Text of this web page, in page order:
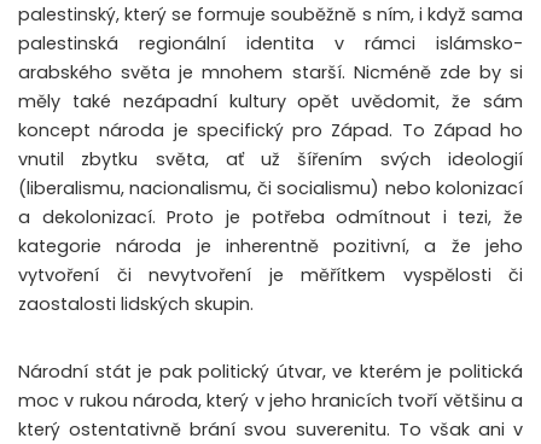
palestinský, který se formuje souběžně s ním, i když sama
palestinská regionální identita v rámci islámsko-
arabského světa je mnohem starší. Nicméně zde by si
měly také nezápadní kultury opět uvědomit, že sám
koncept národa je specifický pro Západ. To Západ ho
vnutil zbytku světa, ať už šířením svých ideologií
(liberalismu, nacionalismu, či socialismu) nebo kolonizací
a dekolonizací. Proto je potřeba odmítnout i tezi, že
kategorie národa je inherentně pozitivní, a že jeho
vytvoření či nevytvoření je měřítkem vyspělosti či
zaostalosti lidských skupin.
Národní stát je pak politický útvar, ve kterém je politická
moc v rukou národa, který v jeho hranicích tvoří většinu a
který ostentativně brání svou suverenitu. To však ani v